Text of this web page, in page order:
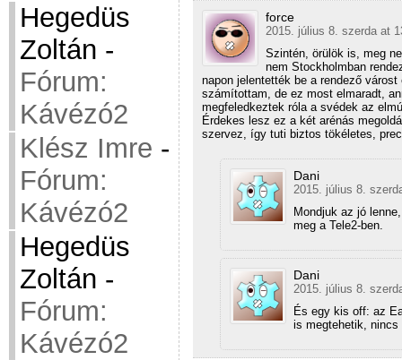
Hegedüs
Zoltán -
Fórum:
Kávézó2
Klész Imre -
Fórum:
Kávézó2
Hegedüs
Zoltán -
Fórum:
Kávézó2
force
2015. július 8. szerda at
Szintén, örülök is, meg
nem Stockholmban
napon jelentették be a rendező
számítottam, de ez most elmaradt,
megfeledkeztek róla a svédek az
Érdekes lesz ez a két arénás
szervez, így tuti biztos tökéletes,
Dani
2015. július 8.
Mondjuk az jó
meg a Tele2-ben.
Dani
2015. július 8.
És egy kis off: az
is megtehetik,